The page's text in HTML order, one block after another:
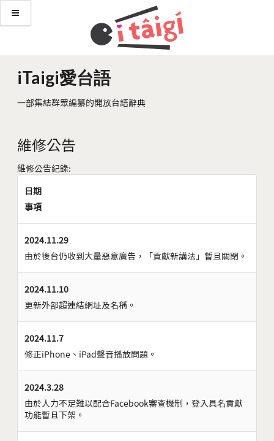
iTaigi愛台語
一部集結群眾編纂的開放台語辭典
維修公告
維修公告紀錄:
日期
事項
2024.11.29
由於後台仍收到大量惡意廣告，「貢獻新講法」暫且關閉。
2024.11.10
更新外部超連結網址及名稱。
2024.11.7
修正iPhone、iPad聲音播放問題。
2024.3.28
由於人力不足難以配合Facebook審查機制，登入具名貢獻
功能暫且下架。